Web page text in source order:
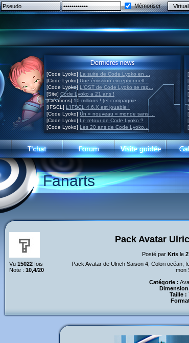
Mémoriser
[Code Lyoko] La suite de Code Lyoko en ...
[Code Lyoko] Une émission exceptionnell...
[Code Lyoko] L'OST de Code Lyoko se rap...
[Site] Code Lyoko a 21 ans !
[Créations] 10 millions ! (et compagnie...
[IFSCL] L'IFSCL 4.6.X est jouable !
[Code Lyoko] Un « nouveau » monde sans ...
[Code Lyoko] Le retour de Code Lyoko ?
[Code Lyoko] Les 20 ans de Code Lyoko...
Fanarts
Pack Avatar
Posté par Krisle
Vu 15022 fois
Note : 10,4/20
Pack Avatar de Ulrich Saison 4, Colori océan,
mon
Catégorie :
Taille :